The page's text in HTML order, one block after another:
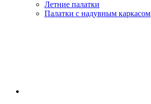
Летние палатки
Палатки с надувным каркасом